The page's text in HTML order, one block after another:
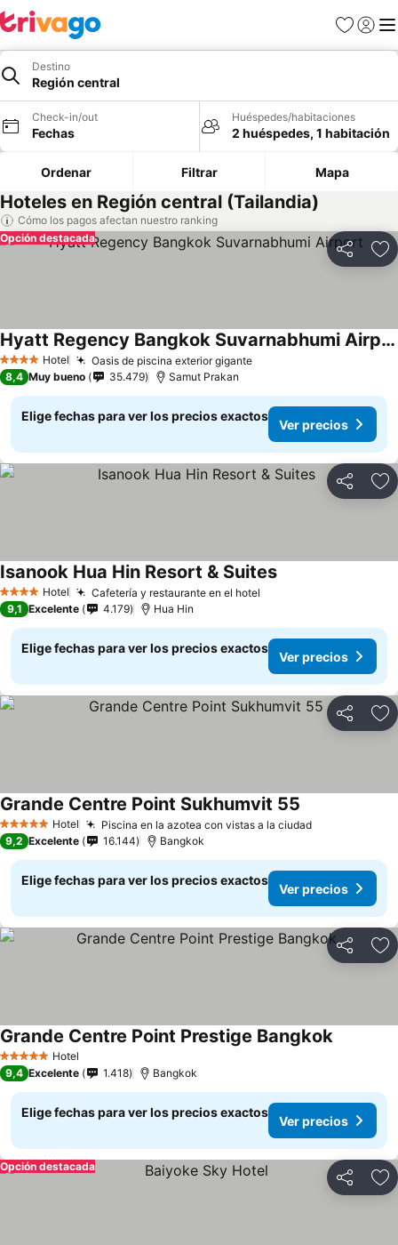
Favoritos
Iniciar
Destino
Región central
Check-in/out
Fechas
Huéspedes/habitaciones
2 huéspedes, 1 habitación
Ordenar Filtrar Mapa
Hoteles en Región central (Tailandia)
Cómo los pagos afectan nuestro ranking
Compartir
Opción destacada
4 EstrellasHotel Oasis de piscina exterior gigante
Hyatt Regency Bangkok Suvarnabhumi Airport
8,4 Muy bueno 35.479 Samut Prakan
Elige fechas para ver los precios exactos
Ver precios
Compartir
4 EstrellasHotel Cafetería y restaurante en el hotel
Isanook Hua Hin Resort & Suites
9,1 Excelente 4.179 Hua Hin
Elige fechas para ver los precios exactos
Ver precios
Compartir
5 Estrellas Hotel Piscina en la azotea con vistas a la ciudad
Grande Centre Point Sukhumvit 55
9,2 Excelente 16.144 Bangkok
Elige fechas para ver los precios exactos
Ver precios
Compartir
5 Estrellas Hotel
Grande Centre Point Prestige Bangkok
9,4 Excelente 1.418 Bangkok
Elige fechas para ver los precios exactos
Ver precios
Compartir
Opción destacada